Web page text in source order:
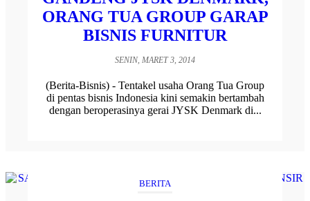
ORANG TUA GROUP GARAP
BISNIS FURNITUR
SENIN, MARET 3, 2014
(Berita-Bisnis) - Tentakel usaha Orang Tua Group
di pentas bisnis Indonesia kini semakin bertambah
dengan beroperasinya gerai JYSK Denmark di...
BERITA